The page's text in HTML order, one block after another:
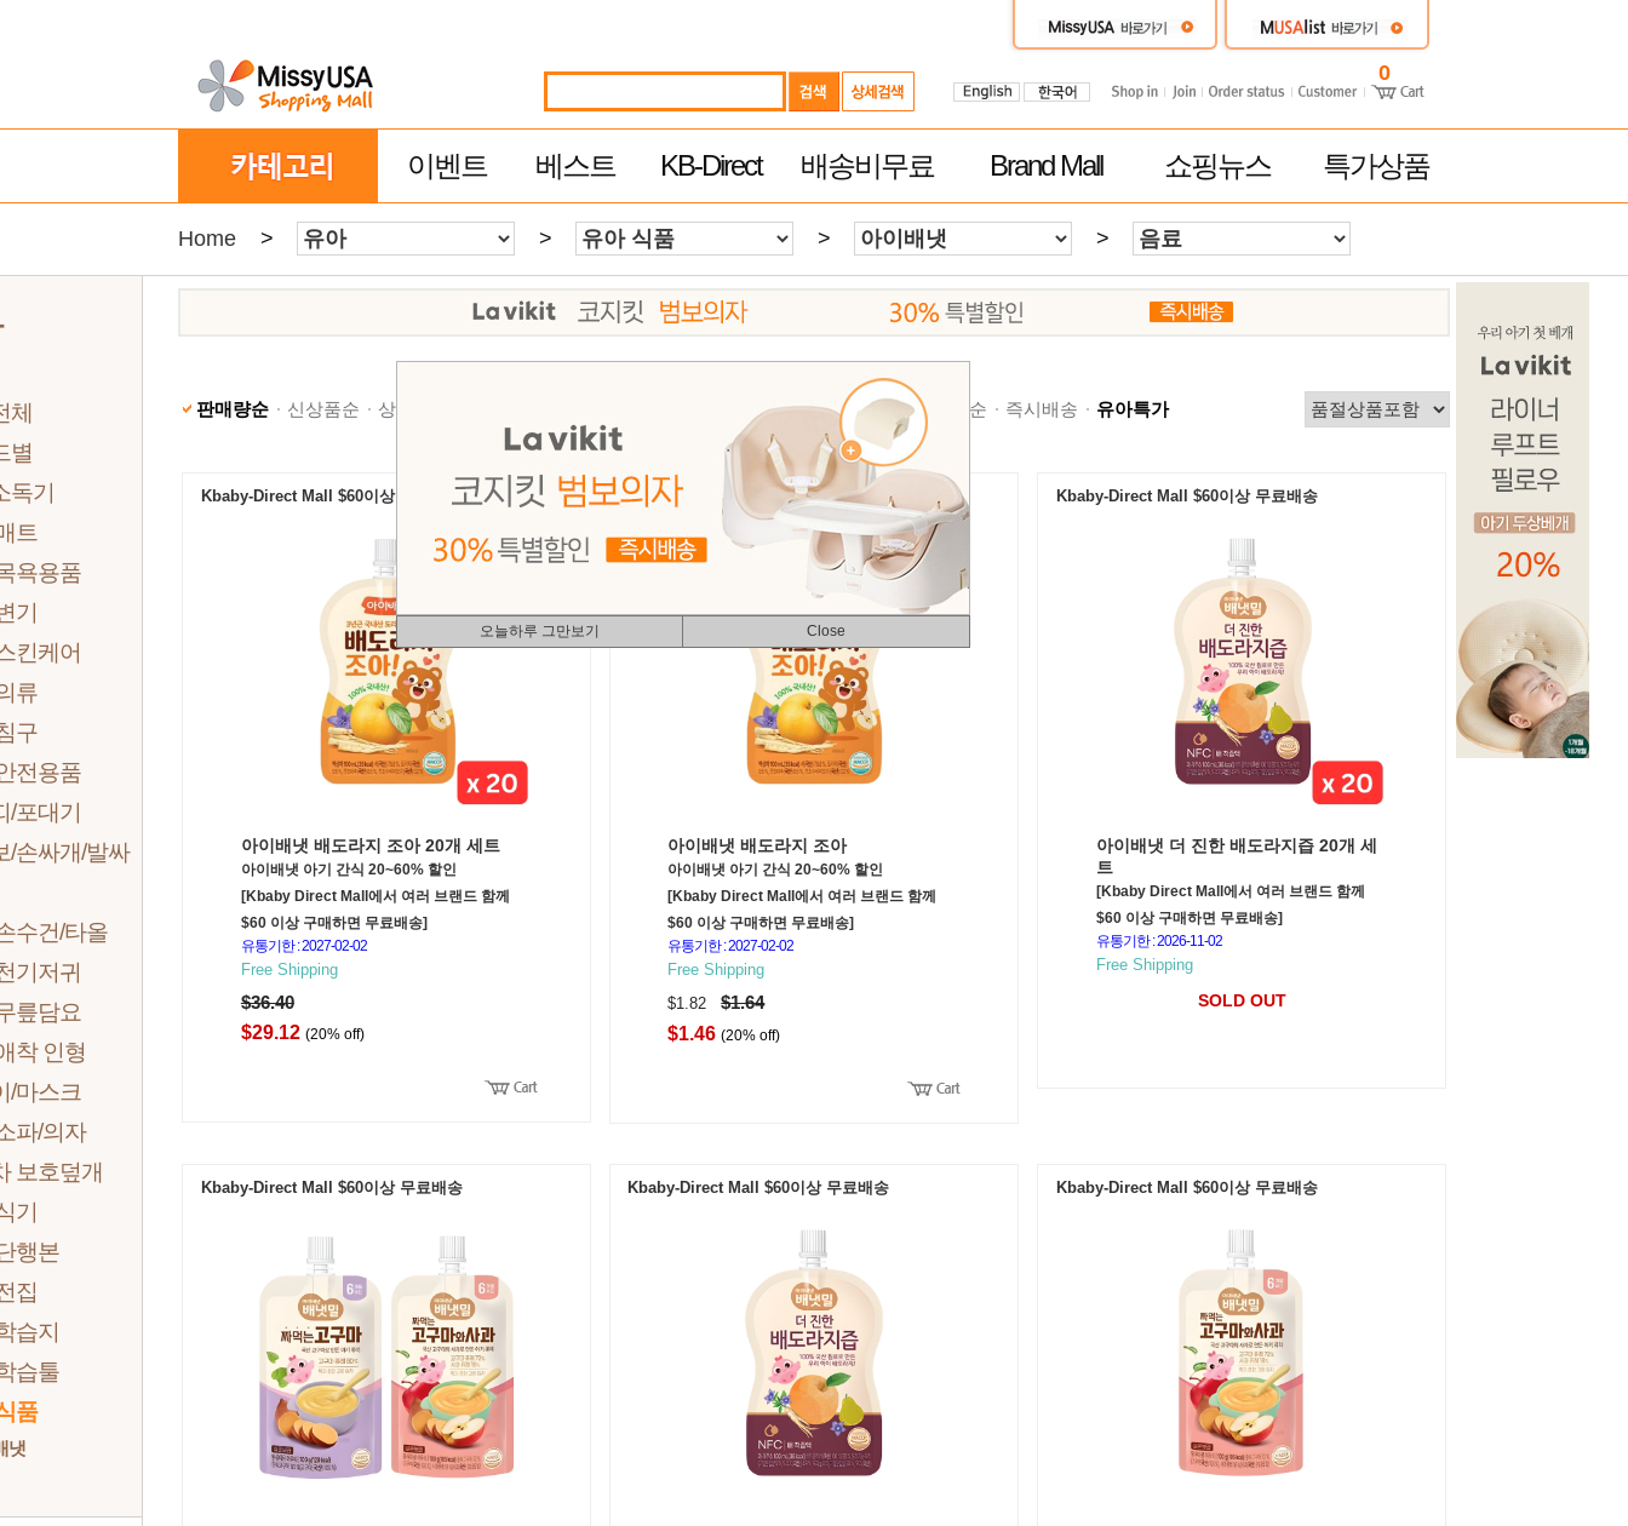
0
이벤트 베스트 KB-Direct 배송비무료 Brand Mall 쇼핑뉴스 특가상품
Home > > > >
체
별
독기
트
욕용품
기
킨케어
류
구
전용품
/포대기
/손싸개/발싸
수건/타올
기저귀
릎담요
착 인형
/마스크
파/의자
보호덮개
기
행본
집
습지
습툴
품
냇
오늘하루 그만보기 Close
판매량순 신상품순 상품명순 제품평 많은순 빠른 배송순 추천순 즉시배송 유아특가
Kbaby-Direct Mall $60이상 무료배송
아이배냇 배도라지 조아 20개 세트
아이배냇 아기 간식 20~60% 할인
[Kbaby Direct Mall에서 여러 브랜드 함께
$60 이상 구매하면 무료배송]
유통기한 : 2027-02-02
Free Shipping
$36.40
$29.12 (20% off)
Kbaby-Direct Mall $60이상 무료배송
아이배냇 배도라지 조아
아이배냇 아기 간식 20~60% 할인
[Kbaby Direct Mall에서 여러 브랜드 함께
$60 이상 구매하면 무료배송]
유통기한 : 2027-02-02
Free Shipping
$1.82$1.64
$1.46(20% off)
Kbaby-Direct Mall $60이상 무료배송
아이배냇 더 진한 배도라지즙 20개 세
트
[Kbaby Direct Mall에서 여러 브랜드 함께
$60 이상 구매하면 무료배송]
유통기한 : 2026-11-02
Free Shipping
SOLD OUT
Kbaby-Direct Mall $60이상 무료배송 Kbaby-Direct Mall $60이상 무료배송 Kbaby-Direct Mall $60이상 무료배송